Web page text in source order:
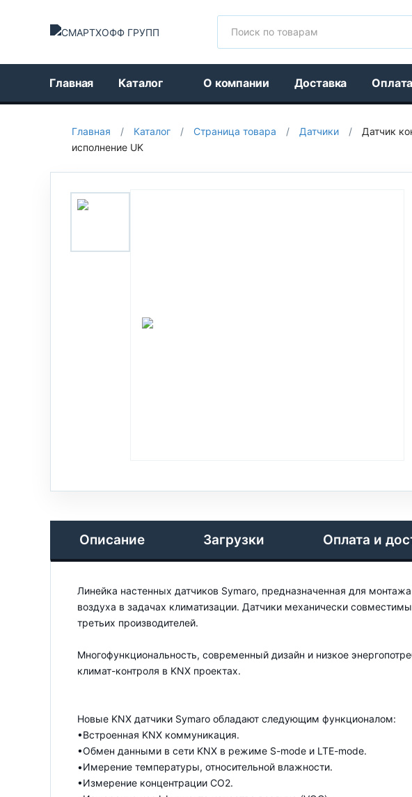
Главная Каталог О компании Доставка Оплата
Главная / Каталог / Страница товара / Датчики /
Датчик
исполнение UK
Описание Загрузки Оплата и
Линейка настенных датчиков Symaro, предназначенная для
воздуха в задачах климатизации. Датчики механически
третьих производителей.
Многофункциональность, современный дизайн и низкое
климат-контроля в KNX проектах.
Новые KNX датчики Symaro обладают следующим функционалом:
•Встроенная KNX коммуникация.
•Обмен данными в сети KNX в режиме S-mode и LTE-mode.
•Имерение температуры, относительной влажности.
•Измерение концентрации CO2.